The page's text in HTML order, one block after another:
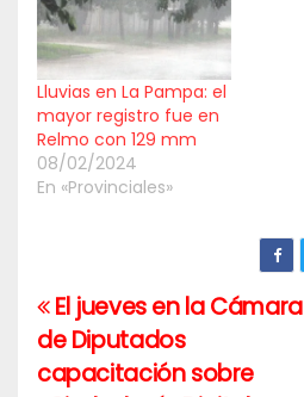
Lluvias en La Pampa: el
mayor registro fue en
Relmo con 129 mm
08/02/2024
En «Provinciales»
Navegación
de
El jueves en la Cámara
de Diputados
capacitación sobre